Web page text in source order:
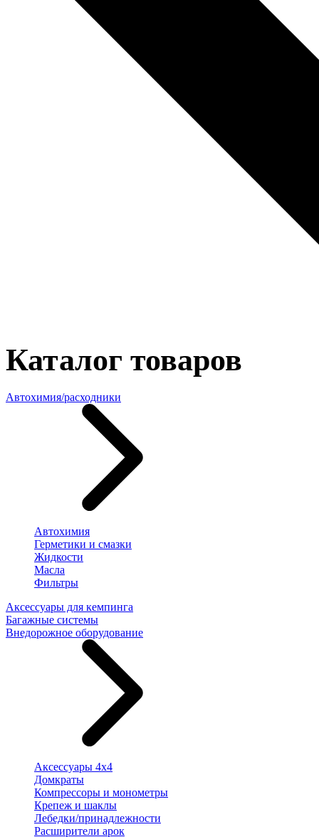
Каталог товаров
Автохимия/расходники
Автохимия
Герметики и смазки
Жидкости
Масла
Фильтры
Аксессуары для кемпинга
Багажные системы
Внедорожное оборудование
Аксессуары 4х4
Домкраты
Компрессоры и монометры
Крепеж и шаклы
Лебедки/принадлежности
Расширители арок